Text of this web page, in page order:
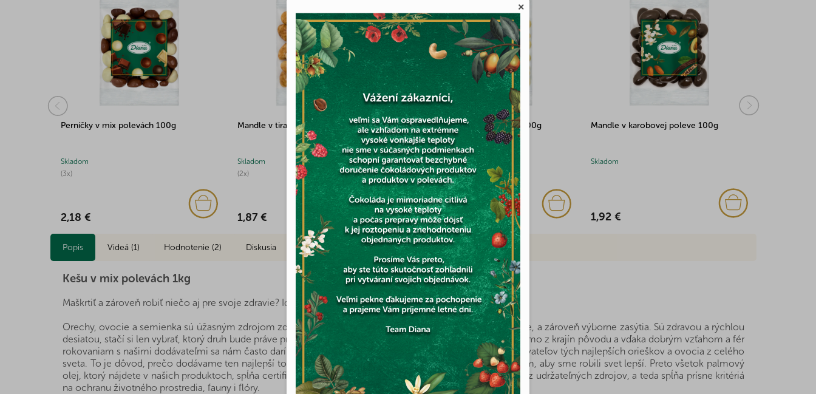
Perníčky v mix polevách 100g
(3x)
Skladom
2,18 €
Mandle v tiramisu poleve 100g
(2x)
Skladom
1,87 €
Arašidy v jogurtovej poleve 100g
(1x)
Skladom
1,92 €
Mandle v karobovej poleve 100g
Skladom
1,92 €
Popis Videá (1) Hodnotenie (2) Diskusia Značka
Kešu v mix polevách 1kg
Maškrtiť a zároveň robiť niečo aj pre svoje zdravie? Ide to.
Orechy, ovocie a semienka sú úžasným zdrojom zdraviu prospešných látok, ktorý môžete mať vždy po ruke, a zároveň výborne zasýtia. Sú zdravou a rýchlou
desiatou, stačí si len vybrať, ktorý druh bude práve pre vašu rodinu ten pravý. Všetky produkty dovážame priamo z krajín pôvodu a vďaka dobrým vzťahom a fér
rokovaniam s našimi dodávateľmi sa nám často darí získať výhradné zastúpenie priamo od farmárov a pestovateľov tých najlepších orieškov a ovocia z celého
sveta. To je dôvod, prečo dodávame ten najlepší tovar pre vás a vašu rodinu. Záleží nám na prírode a na tom, aby sme robili svet lepší. Preto všetok palmový
olej, ktorý nájdete v našich produktoch, spĺňa certifikáciu RSPO. Tá označuje palmový olej, ktorý pochádza z udržateľných zdrojov, a teda spĺňa prísne kritériá
na ochranu životného prostredia, fauny i flóry.
×